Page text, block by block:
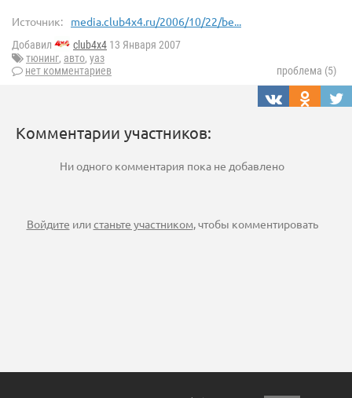
Источник: media.club4x4.ru/2006/10/22/be...
Добавил club4x4 13 Января 2007
тюнинг, авто, уаз
нет комментариев
проблема (5)
Комментарии участников:
Ни одного комментария пока не добавлено
Войдите илистаньте участником, чтобы комментировать